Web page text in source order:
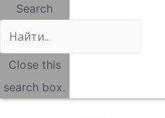
Search
Close this
search box.